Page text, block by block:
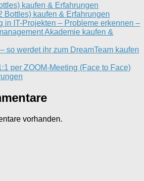
kaufen & Erfahrungen
Bottles) kaufen & Erfahrungen
in IT-Projekten – Probleme erkennen –
Akademie kaufen &
so werdet ihr zum DreamTeam kaufen
per ZOOM-Meeting (Face to Face)
vorhanden.